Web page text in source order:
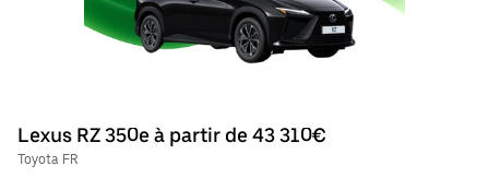
Lexus RZ 350e à partir de 43 310€
Toyota FR